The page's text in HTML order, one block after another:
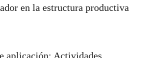
en la estructura productiva
aplicación: Actividades